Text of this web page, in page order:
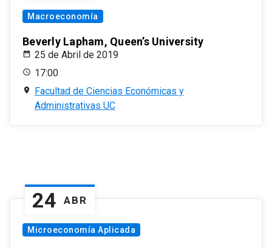
Macroeconomía
Beverly Lapham, Queen’s University
25 de Abril de 2019
17:00
Facultad de Ciencias Económicas y
Administrativas UC
24 ABR
Microeconomía Aplicada